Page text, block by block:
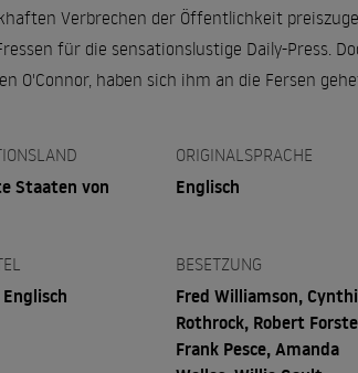
Verbrechen der Öffentlichkeit
für die sensationslustige Daily-Press.
O'Connor, haben sich ihm an die Fersen
Staaten von
ORIGINALSPRACHE
Englisch
BESETZUNG
Fred Williamson,
Rothrock, Robert
Frank Pesce, Amanda